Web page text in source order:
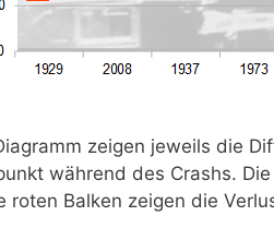
zeigen jeweils die
während des Crashs.
roten Balken zeigen die